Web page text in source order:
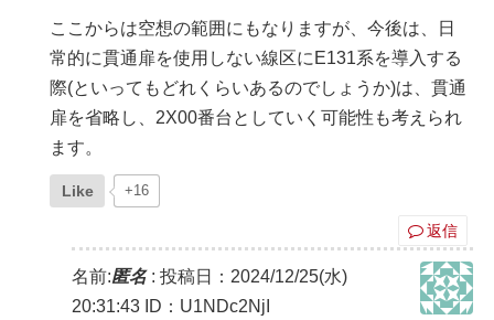
ここからは空想の範囲にもなりますが、今後は、日
常的に貫通扉を使用しない線区にE131系を導入する
際(といってもどれくらいあるのでしょうか)は、貫通
扉を省略し、2X00番台としていく可能性も考えられ
ます。
Like +16
返信
名前:匿名: 投稿日：2024/12/25(水)
20:31:43 ID：U1NDc2NjI